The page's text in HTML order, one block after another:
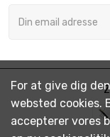
For at give dig
websted cookies.
accepterer vores